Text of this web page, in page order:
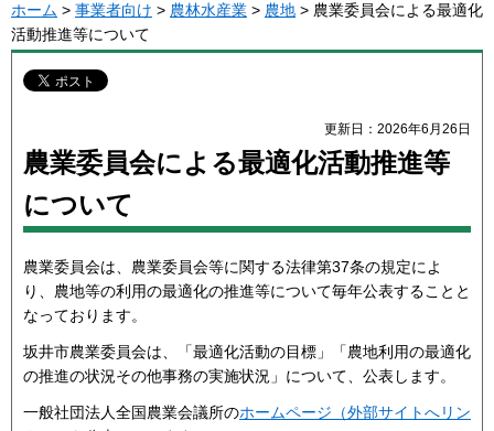
ホーム > 事業者向け > 農林水産業 > 農地 > 農業委員会による最適化
活動推進等について
更新日：2026年6月26日
農業委員会による最適化活動推進等
について
農業委員会は、農業委員会等に関する法律第37条の規定によ
り、農地等の利用の最適化の推進等について毎年公表することと
なっております。
坂井市農業委員会は、「最適化活動の目標」「農地利用の最適化
の推進の状況その他事務の実施状況」について、公表します。
一般社団法人全国農業会議所のホームページ（外部サイトへリン